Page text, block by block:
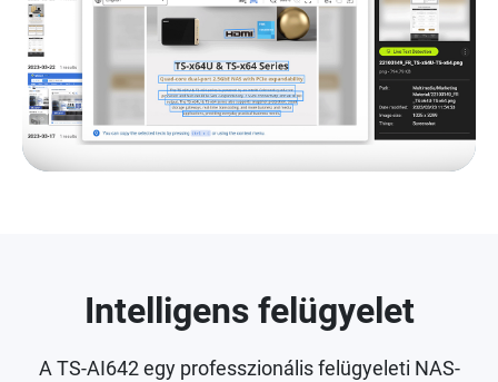
Intelligens felügyelet
A TS-AI642 egy professzionális felügyeleti NAS-